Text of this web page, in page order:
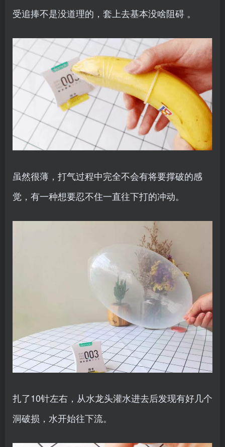
受追捧不是没道理的，套上去基本没啥阻碍 。
虽然很薄，打气过程中完全不会有将要撑破的感
觉，有一种想要忍不住一直往下打的冲动。
扎了10针左右，从水龙头灌水进去后发现有好几个
洞破损，水开始往下流。